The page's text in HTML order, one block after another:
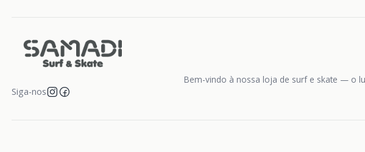
Bem-vindo à nossa loja de surf e skate — o
Siga-nos